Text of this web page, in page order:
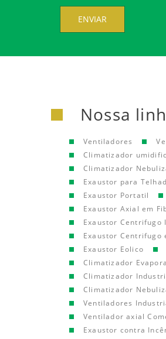
ENVIAR
Nossa
Ventiladores
Climatizador
Climatizador
Exaustor para
Exaustor Portatil
Exaustor Axial em
Exaustor Centrifugo
Exaustor Centrifugo
Exaustor Eolico
Climatizador
Climatizador
Climatizador
Ventiladores
Ventilador axial
Exaustor contra